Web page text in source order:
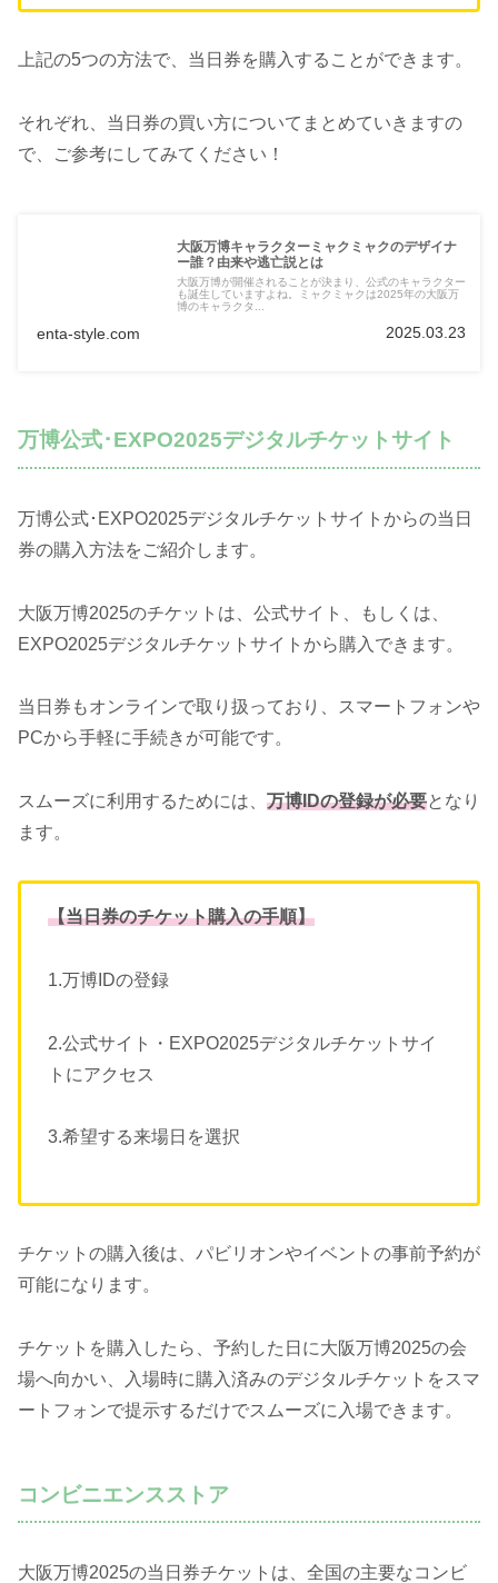
上記の5つの方法で、当日券を購入することができます。
それぞれ、当日券の買い方についてまとめていきますの
で、ご参考にしてみてください！
大阪万博キャラクターミャクミャクのデザイナ
ー誰？由来や逃亡説とは
大阪万博が開催されることが決まり、公式のキャラクター
も誕生していますよね。ミャクミャクは2025年の大阪万
博のキャラクタ...
enta-style.com 2025.03.23
万博公式･EXPO2025デジタルチケットサイト
万博公式･EXPO2025デジタルチケットサイトからの当日
券の購入方法をご紹介します。
大阪万博2025のチケットは、公式サイト、もしくは、
EXPO2025デジタルチケットサイトから購入できます。
当日券もオンラインで取り扱っており、スマートフォンや
PCから手軽に手続きが可能です。
スムーズに利用するためには、 万博IDの登録が必要となり
ます。
【当日券のチケット購入の手順】
1.万博IDの登録
2.公式サイト・EXPO2025デジタルチケットサイ
トにアクセス
3.希望する来場日を選択
チケットの購入後は、パビリオンやイベントの事前予約が
可能になります。
チケットを購入したら、予約した日に大阪万博2025の会
場へ向かい、入場時に購入済みのデジタルチケットをスマ
ートフォンで提示するだけでスムーズに入場できます。
コンビニエンスストア
大阪万博2025の当日券チケットは、全国の主要なコンビ